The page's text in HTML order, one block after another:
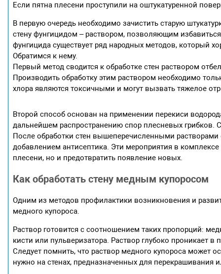
Если пятна плесени проступили на оштукатуренной
В первую очередь необходимо зачистить старую
стену фунгицидом – раствором, позволяющим
фунгицида существует ряд народных методов, который
Обратимся к нему.
Первый метод сводится к обработке стен раствором
Производить обработку этим раствором необходимо
хлора являются токсичными и могут вызвать тяжелое
Второй способ основан на применении перекиси
дальнейшем распространению спор плесневых
После обработки стен вышеперечисленными
добавлением антисептика. Эти мероприятия в
плесени, но и предотвратить появление новых.
Как обработать стену медным купоросом
Одним из методов профилактики возникновения и
медного купороса.
Раствор готовится с соотношением таких пропорций:
кисти или пульверизатора. Раствор глубоко проникает
Следует помнить, что раствор медного купороса может
нужно на стенах, предназначенных для перекрашивания